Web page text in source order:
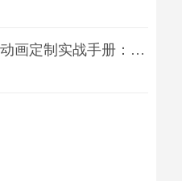
医疗教育仿真动画定制实战手册：击破传统医学教育7大痛点